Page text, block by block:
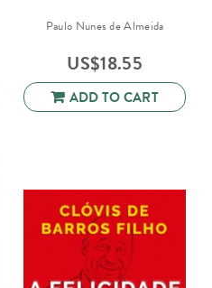
Paulo Nunes de Almeida
US$18.55
ADD TO CART